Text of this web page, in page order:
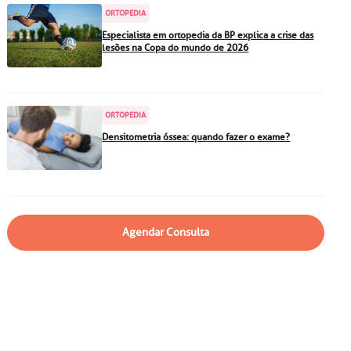
Vista
CEP: 01438-000 | Jardim
Solicitação de veracidade de
atestado
ORTOPEDIA
Especialista em ortopedia da BP explica a crise das
lesões na Copa do mundo de 2026
ORTOPEDIA
Densitometria óssea: quando fazer o exame?
Agendar Consulta